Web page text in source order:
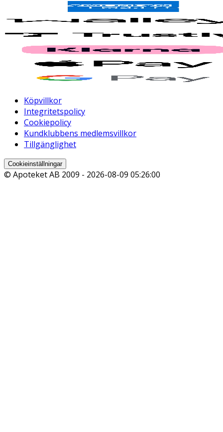
Köpvillkor
Integritetspolicy
Cookiepolicy
Kundklubbens medlemsvillkor
Tillgänglighet
Cookieinställningar
© Apoteket AB 2009 - 2026-08-09 05:26:00